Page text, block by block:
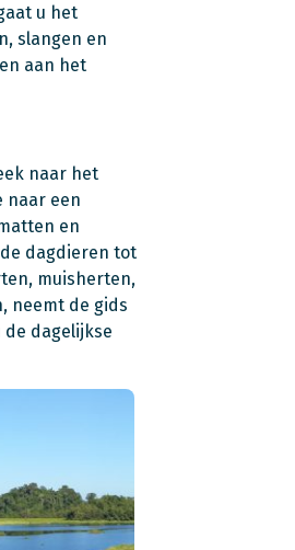
u het
slangen en
aan het
naar het
naar een
en
dagdieren tot
muisherten,
neemt de gids
dagelijkse